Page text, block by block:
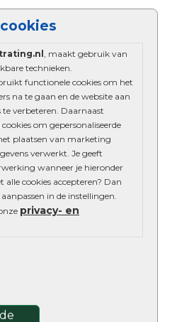
, maakt gebruik van
technieken.
functionele cookies om het
na te gaan en de website aan
te verbeteren. Daarnaast
om gepersonaliseerde
plaatsen van marketing
verwerkt. Je geeft
wanneer je hieronder
alle cookies accepteren? Dan
in de instellingen.
privacy- en